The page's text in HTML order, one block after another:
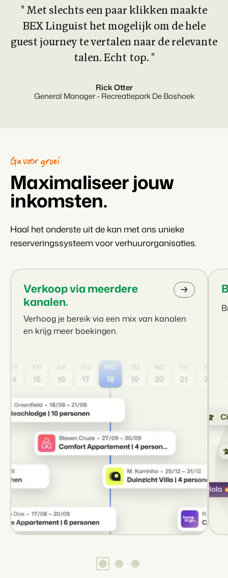
" Met slechts een paar klikken maakte
BEX Linguist het mogelijk om de hele
guest journey te vertalen naar de relevante
talen. Echt top. "
Rick Otter
General Manager - Recreatiepark De Boshoek
Ga voor groei
Maximaliseer jouw
inkomsten.
Haal het onderste uit de kan met ons unieke
reserveringssysteem voor verhuurorganisaties.
Verkoop via meerdere
kanalen.
Verhoog je bereik via een mix van kanalen
en krijg meer boekingen.